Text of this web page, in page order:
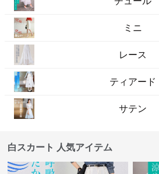
ミニ
レース
ティアード
サテン
白スカート 人気アイテム